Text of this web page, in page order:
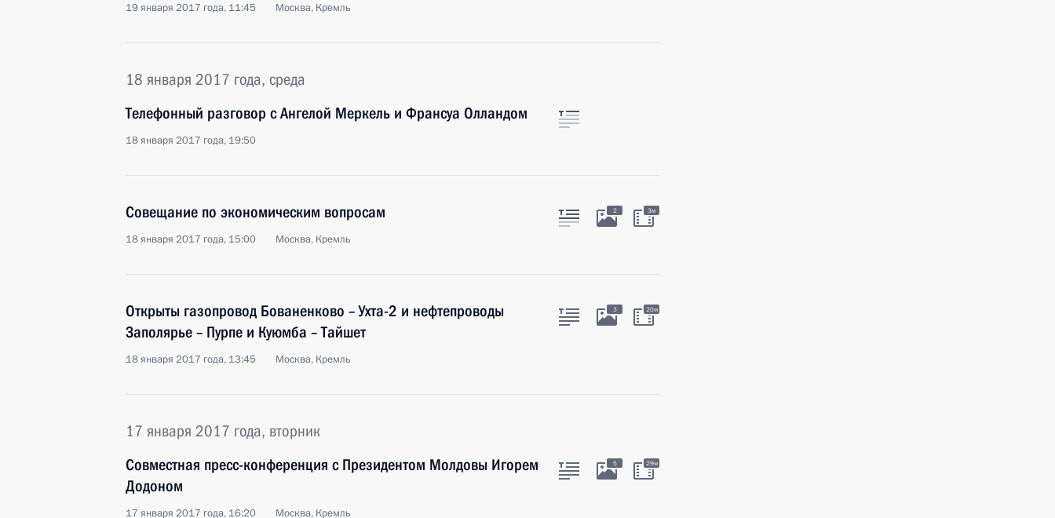
19 января 2017 года, 11:45 Москва, Кремль
18 января 2017 года, среда
Телефонный разговор с Ангелой Меркель и Франсуа Олландом
18 января 2017 года, 19:50
Совещание по экономическим вопросам
18 января 2017 года, 15:00 Москва, Кремль
2 3м
Открыты газопровод Бованенково – Ухта-2 и нефтепроводы
Заполярье – Пурпе и Куюмба – Тайшет
18 января 2017 года, 13:45 Москва, Кремль
3 20м
17 января 2017 года, вторник
Совместная пресс-конференция с Президентом Молдовы Игорем
Додоном
17 января 2017 года, 16:20 Москва, Кремль
5 29м